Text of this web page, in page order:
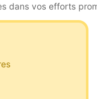
dans vos efforts